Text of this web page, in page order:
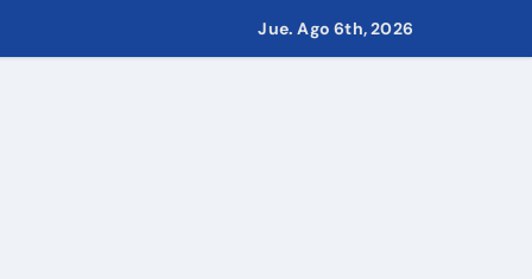
Guaira
Jue. Ago 6th, 2026